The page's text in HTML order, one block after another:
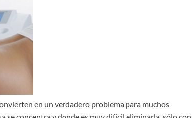
en un verdadero problema para muchos